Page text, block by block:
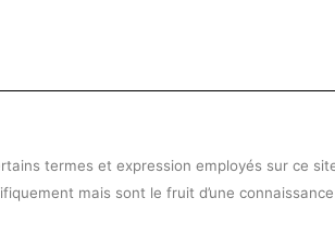
termes et expression employés sur ce
mais sont le fruit d’une